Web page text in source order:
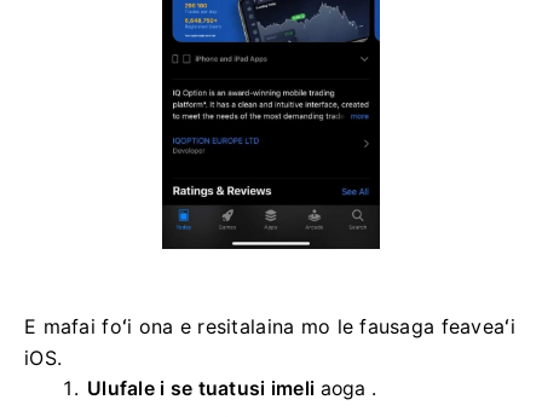
E mafai foʻi ona e resitalaina mo le fausaga feaveaʻi
iOS.
Ulufale i se tuatusi imeli aoga .